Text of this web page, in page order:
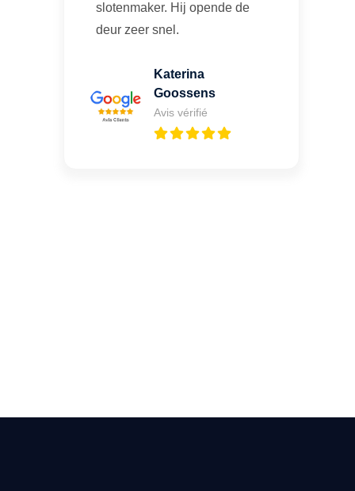
slotenmaker. Hij opende de
deur zeer snel.
Katerina
Goossens
Avis vérifié